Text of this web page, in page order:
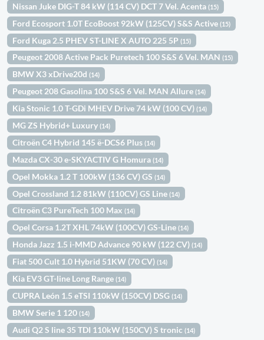
Nissan Juke DIG-T 84 kW (114 CV) DCT 7 Vel. Acenta(15)
Ford Ecosport 1.0T EcoBoost 92kW (125CV) S&S Active(15)
Ford Kuga 2.5 PHEV ST-LINE X AUTO 225 5P(15)
Peugeot 2008 Active Pack Puretech 100 S&S 6 Vel. MAN(15)
BMW X3 xDrive20d(14)
Peugeot 208 Gasolina 100 S&S 6 Vel. MAN Allure(14)
Kia Stonic 1.0 T-GDi MHEV Drive 74 kW (100 CV)(14)
MG ZS Hybrid+ Luxury(14)
Citroën C4 Hybrid 145 ë-DCS6 Plus(14)
Mazda CX-30 e-SKYACTIV G Homura(14)
Opel Mokka 1.2 T 100kW (136 CV) GS(14)
Opel Crossland 1.2 81kW (110CV) GS Line(14)
Citroën C3 PureTech 100 Max(14)
Opel Corsa 1.2T XHL 74kW (100CV) GS-Line(14)
Honda Jazz 1.5 i-MMD Advance 90 kW (122 CV)(14)
Fiat 500 Cult 1.0 Hybrid 51KW (70 CV)(14)
Kia EV3 GT-line Long Range(14)
CUPRA León 1.5 eTSI 110kW (150CV) DSG(14)
BMW Serie 1 120(14)
Audi Q2 S line 35 TDI 110kW (150CV) S tronic(14)